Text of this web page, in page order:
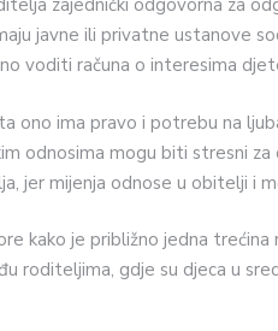
zajednički odgovorna za
javne ili privatne ustanove
voditi računa o interesima
ono ima pravo i potrebu na
odnosima mogu biti stresni
jer mijenja odnose u obitelji i
kako je približno jedna
roditeljima, gdje su djeca u